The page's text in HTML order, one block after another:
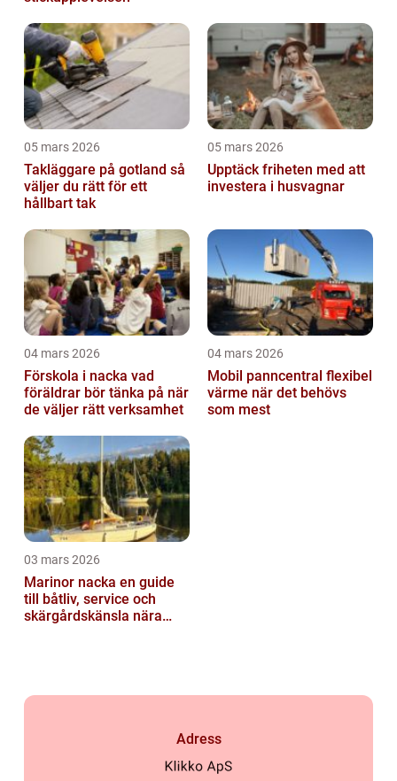
05 mars 2026
Takläggare på gotland så
väljer du rätt för ett
hållbart tak
05 mars 2026
Upptäck friheten med att
investera i husvagnar
04 mars 2026
Förskola i nacka vad
föräldrar bör tänka på när
de väljer rätt verksamhet
04 mars 2026
Mobil panncentral flexibel
värme när det behövs
som mest
03 mars 2026
Marinor nacka en guide
till båtliv, service och
skärgårdskänsla nära
Adress